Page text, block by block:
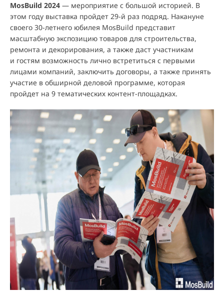
MosBuild 2024 — мероприятие с большой историей. В
этом году выставка пройдет 29-й раз подряд. Накануне
своего 30-летнего юбилея MosBuild представит
масштабную экспозицию товаров для строительства,
ремонта и декорирования, а также даст участникам
и гостям возможность лично встретиться с первыми
лицами компаний, заключить договоры, а также принять
участие в обширной деловой программе, которая
пройдет на 9 тематических контент-площадках.